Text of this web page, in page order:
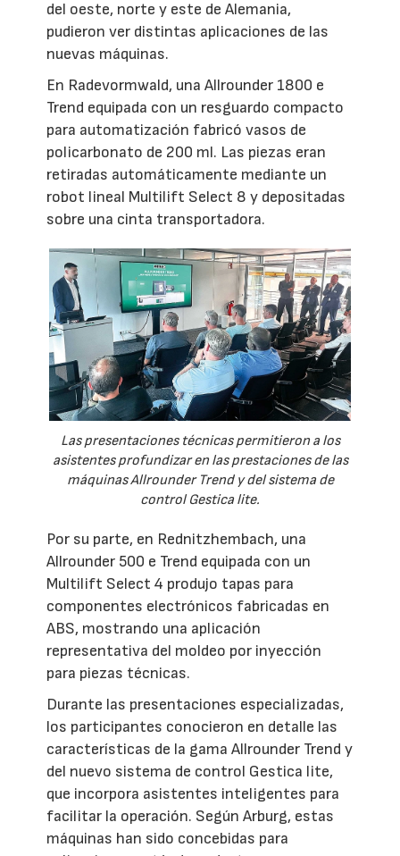
del oeste, norte y este de Alemania,
pudieron ver distintas aplicaciones de las
nuevas máquinas.
En Radevormwald, una Allrounder 1800 e
Trend equipada con un resguardo compacto
para automatización fabricó vasos de
policarbonato de 200 ml. Las piezas eran
retiradas automáticamente mediante un
robot lineal Multilift Select 8 y depositadas
sobre una cinta transportadora.
Las presentaciones técnicas permitieron a los
asistentes profundizar en las prestaciones de las
máquinas Allrounder Trend y del sistema de
control Gestica lite.
Por su parte, en Rednitzhembach, una
Allrounder 500 e Trend equipada con un
Multilift Select 4 produjo tapas para
componentes electrónicos fabricadas en
ABS, mostrando una aplicación
representativa del moldeo por inyección
para piezas técnicas.
Durante las presentaciones especializadas,
los participantes conocieron en detalle las
características de la gama Allrounder Trend y
del nuevo sistema de control Gestica lite,
que incorpora asistentes inteligentes para
facilitar la operación. Según Arburg, estas
máquinas han sido concebidas para